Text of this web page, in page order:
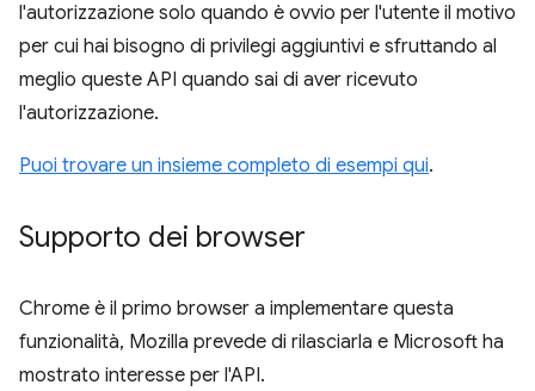
l'autorizzazione solo quando è ovvio per l'utente il motivo
per cui hai bisogno di privilegi aggiuntivi e sfruttando al
meglio queste API quando sai di aver ricevuto
l'autorizzazione.
Puoi trovare un insieme completo di esempi qui.
Supporto dei browser
Chrome è il primo browser a implementare questa
funzionalità, Mozilla prevede di rilasciarla e Microsoft ha
mostrato interesse per l'API.